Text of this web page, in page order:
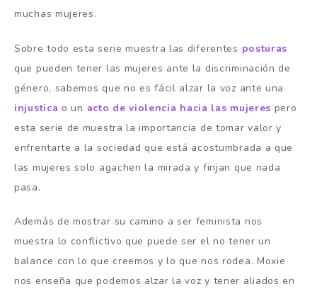
muchas mujeres.
Sobre todo esta serie muestra las diferentes posturas
que pueden tener las mujeres ante la discriminación de
género, sabemos que no es fácil alzar la voz ante una
injustica o un acto de violencia hacia las mujeres pero
esta serie de muestra la importancia de tomar valor y
enfrentarte a la sociedad que está acostumbrada a que
las mujeres solo agachen la mirada y finjan que nada
pasa.
Además de mostrar su camino a ser feminista nos
muestra lo conflictivo que puede ser el no tener un
balance con lo que creemos y lo que nos rodea. Moxie
nos enseña que podemos alzar la voz y tener aliados en